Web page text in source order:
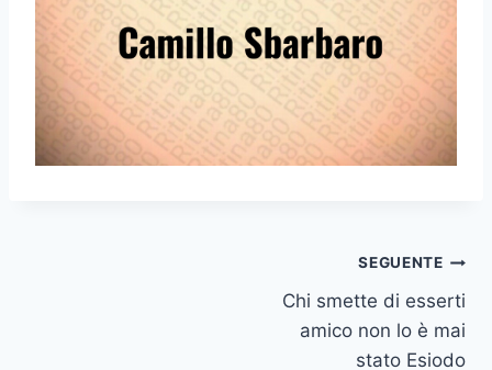
SEGUENTE
Chi smette di esserti
amico non lo è mai
stato Esiodo